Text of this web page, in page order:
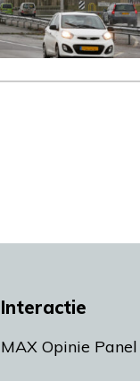
Interactie
MAX Opinie Panel